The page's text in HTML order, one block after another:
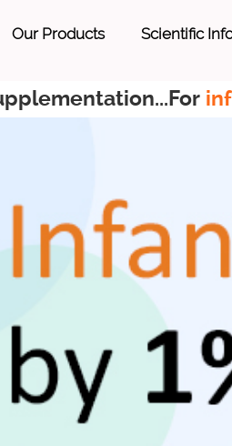
Our Products Scientific